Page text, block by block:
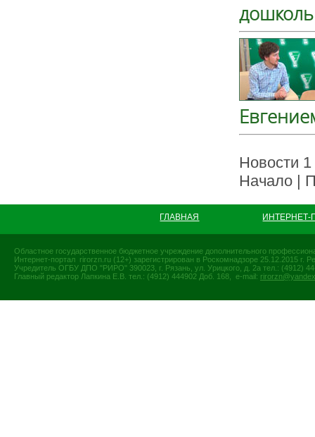
Новости
Начало |
ГЛАВНАЯ
Областное государственное бюджетное учреждение дополнительного
Интернет-портал rirorzn.ru (12+) зарегистрирован в Роскомнадзоре 25.12.2015
Учредитель ОГБУ ДПО "РИРО" 390023, г. Рязань, ул. Урицкого, д. 2а тел.: (4912)
Главный редактор Лапкина Е.В. тел.: (4912) 444902 Доб. 168, e-mail: